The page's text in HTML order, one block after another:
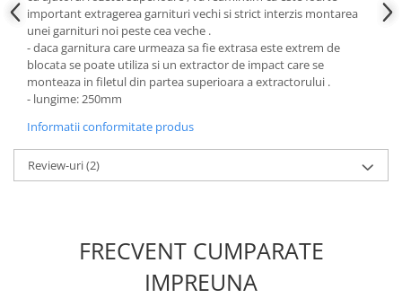
Slefuitoare electrice
Scule fixare distributie
Alfa romeo
Audi
Bmw
Chrysler
important extragerea garnituri vechi si strict interzis montarea
unei garnituri noi peste cea veche .
- daca garnitura care urmeaza sa fie extrasa este extrem de
blocata se poate utiliza si un extractor de impact care se
monteaza in filetul din partea superioara a extractorului .
- lungime: 250mm
Informatii conformitate produs
Review-uri(2)
FRECVENT CUMPARATE
IMPREUNA